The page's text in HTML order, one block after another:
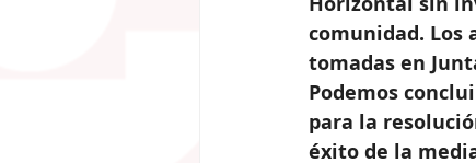
comunidad. Los
tomadas en
Podemos
para la
éxito de la